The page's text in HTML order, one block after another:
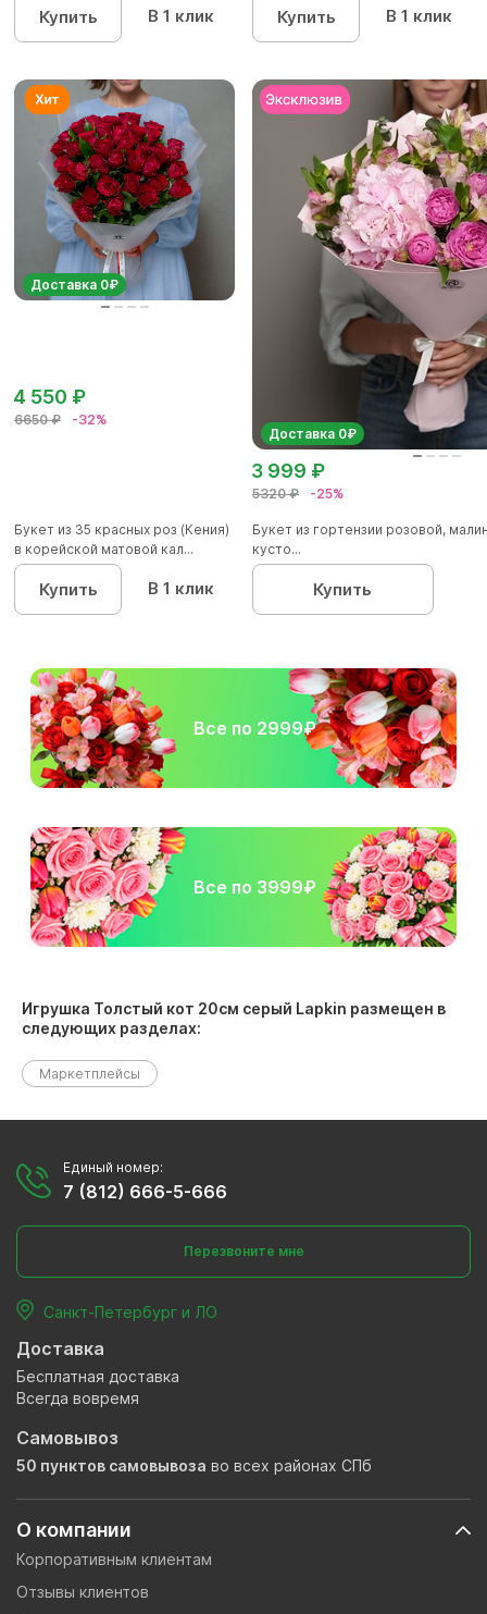
Купить В 1 клик Купить В 1 клик
Доставка 0₽
6650 ₽ -32%
4 550 ₽
Букет из 35 красных роз (Кения)
в корейской матовой кал...
Купить В 1 клик
Доставка 0₽
5320 ₽ -25%
3 999 ₽
Букет из гортензии розовой,
кусто...
Купить
Все по 2999₽
Все по 3999₽
Игрушка Толстый кот 20см серый Lapkin размещен в
следующих разделах:
Маркетплейсы
О компании
Корпоративным клиентам
Отзывы клиентов
Единый номер:
7 (812) 666-5-666
Перезвоните мне
Санкт-Петербург и ЛО
Доставка
Бесплатная доставка
Всегда вовремя
Самовывоз
50 пунктов самовывоза во всех районах СПб